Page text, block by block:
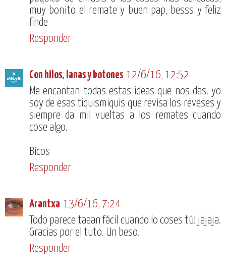
muy bonito el remate y buen pap, besss y feliz
finde
Responder
Con hilos, lanas y botones 12/6/16, 12:52
Me encantan todas estas ideas que nos das. yo
soy de esas tiquismiquis que revisa los reveses y
siempre da mil vueltas a los remates cuando
cose algo.
Bicos
Responder
Arantxa 13/6/16, 7:24
Todo parece taaan fácil cuando lo coses tú! jajaja.
Gracias por el tuto. Un beso.
Responder